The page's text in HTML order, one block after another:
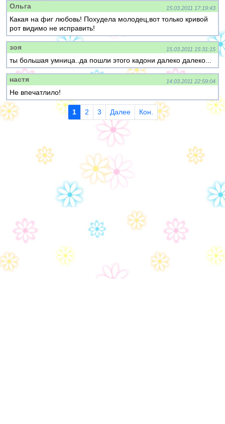
Ольга 15.03.2011 17:19:43
Какая на фиг любовь! Похудела молодец,вот только кривой
рот видимо не исправить!
зоя 15.03.2011 15:31:15
ты большая умница..да пошли этого кадони далеко далеко...
настя 14.03.2011 22:59:04
Не впечатлило!
1 2 3 Далее Кон.